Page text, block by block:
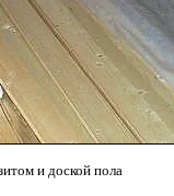
и доской пола